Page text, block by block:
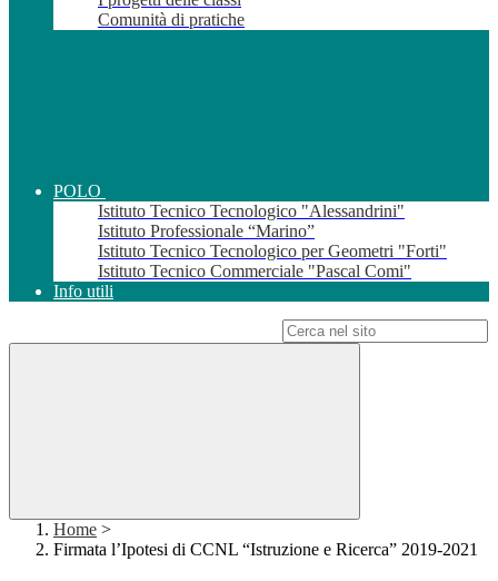
Comunità di pratiche
POLO
Istituto Tecnico Tecnologico "Alessandrini"
Istituto Professionale “Marino”
Istituto Tecnico Tecnologico per Geometri "Forti"
Istituto Tecnico Commerciale "Pascal Comi"
Info utili
Home >
Firmata l’Ipotesi di CCNL “Istruzione e Ricerca” 2019-2021